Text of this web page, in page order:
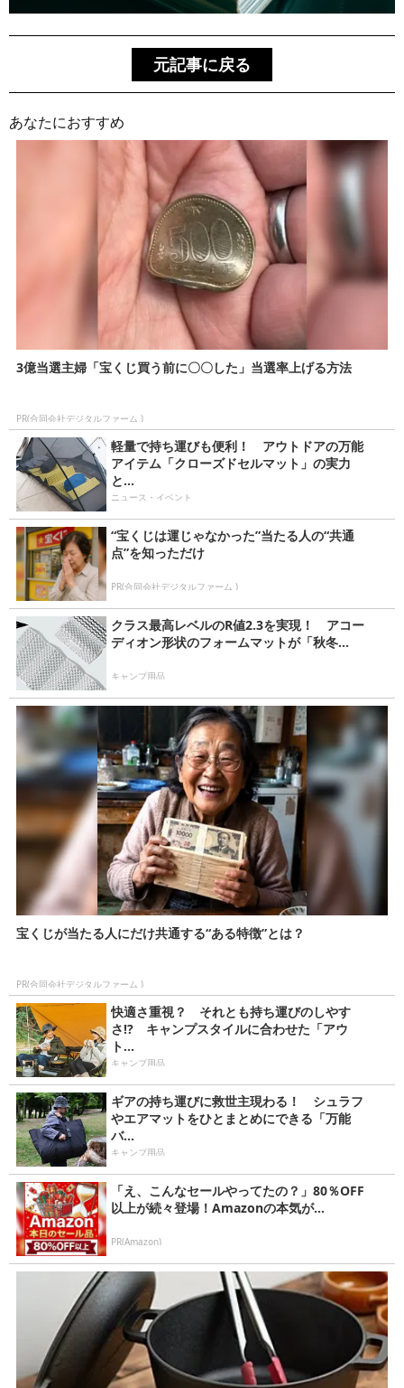
元記事に戻る
あなたにおすすめ
3億当選主婦「宝くじ買う前に〇〇した」当選率上げる方法
PR(合同会社デジタルファーム )
軽量で持ち運びも便利！ アウトドアの万能
アイテム「クローズドセルマット」の実力
と...
ニュース・イベント
“宝くじは運じゃなかった”当たる人の“共通
点”を知っただけ
PR(合同会社デジタルファーム )
クラス最高レベルのR値2.3を実現！ アコー
ディオン形状のフォームマットが「秋冬...
キャンプ用品
宝くじが当たる人にだけ共通する“ある特徴”とは？
PR(合同会社デジタルファーム )
快適さ重視？ それとも持ち運びのしやす
さ!? キャンプスタイルに合わせた「アウ
ト...
キャンプ用品
ギアの持ち運びに救世主現わる！ シュラフ
やエアマットをひとまとめにできる「万能
バ...
キャンプ用品
「え、こんなセールやってたの？」80％OFF
以上が続々登場！Amazonの本気が...
PR(Amazon)